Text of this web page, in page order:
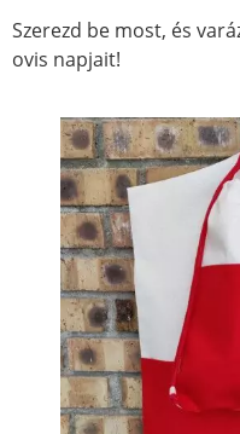
Szerezd be most, és
ovis napjait!